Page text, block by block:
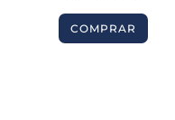
COMPRAR